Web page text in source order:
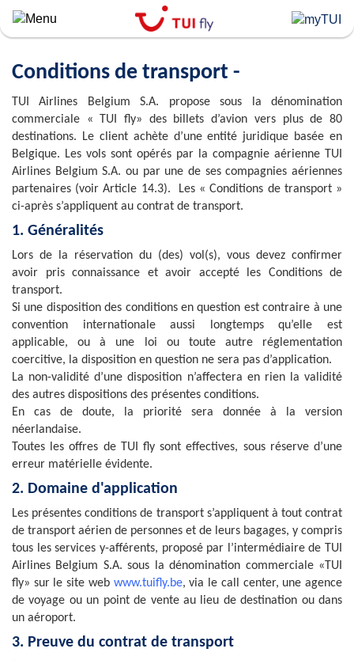
Skip
to
Conditions de transport -
TUI Airlines Belgium S.A. propose sous la dénomination
commerciale « TUI fly» des billets d’avion vers plus de 80
destinations. Le client achète d’une entité juridique basée en
Belgique. Les vols sont opérés par la compagnie aérienne TUI
Airlines Belgium S.A. ou par une de ses compagnies aériennes
partenaires (voir Article 14.3). Les « Conditions de transport »
ci-après s’appliquent au contrat de transport.
1. Généralités
Lors de la réservation du (des) vol(s), vous devez confirmer
avoir pris connaissance et avoir accepté les Conditions de
transport.
Si une disposition des conditions en question est contraire à une
convention internationale aussi longtemps qu’elle est
applicable, ou à une loi ou toute autre réglementation
coercitive, la disposition en question ne sera pas d’application.
La non-validité d’une disposition n’affectera en rien la validité
des autres dispositions des présentes conditions.
En cas de doute, la priorité sera donnée à la version
néerlandaise.
Toutes les offres de TUI fly sont effectives, sous réserve d’une
erreur matérielle évidente.
2. Domaine d'application
Les présentes conditions de transport s’appliquent à tout contrat
de transport aérien de personnes et de leurs bagages, y compris
tous les services y-afférents, proposé par l’intermédiaire de TUI
Airlines Belgium S.A. sous la dénomination commerciale «TUI
fly» sur le site web www.tuifly.be, via le call center, une agence
de voyage ou un point de vente au lieu de destination ou dans
un aéroport.
3. Preuve du contrat de transport